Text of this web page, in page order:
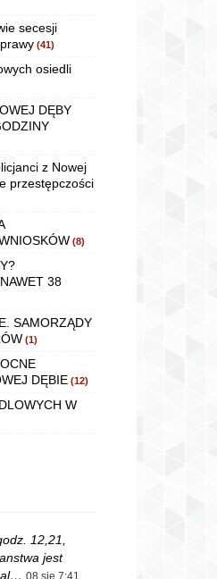
secesji
(41)
osiedli
DĘBY
z Nowej
przestępczości
(8)
38
SAMORZĄDY
(1)
DĘBIE (12)
W
12,21,
jest